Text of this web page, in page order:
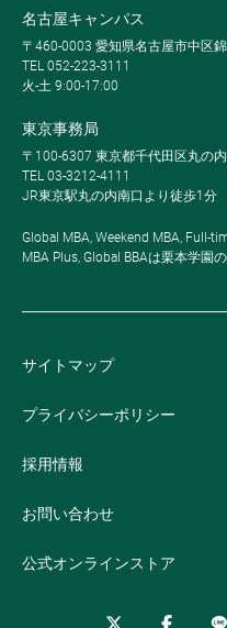
名古屋キャンパス
〒460-0003 愛知県名古屋市中区錦
TEL 052-223-3111
火-土 9:00-17:00
東京事務局
〒100-6307 東京都千代田区丸の
TEL 03-3212-4111
JR東京駅丸の内南口より徒歩1分
Global MBA, Weekend MBA, Full-
MBA Plus, Global BBAは栗本学園
サイトマップ
プライバシーポリシー
採用情報
お問い合わせ
公式オンラインストア